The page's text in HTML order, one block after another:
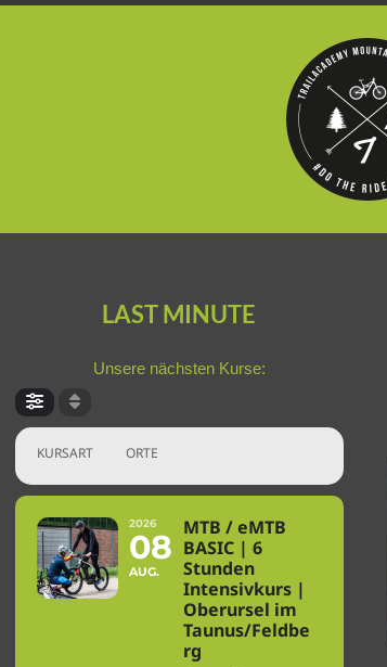
LAST MINUTE
Unsere nächsten Kurse:
KURSART ORTE
2026
08
AUG.
MTB / eMTB
BASIC | 6
Stunden
Intensivkurs |
Oberursel im
Taunus/Feldbe
rg